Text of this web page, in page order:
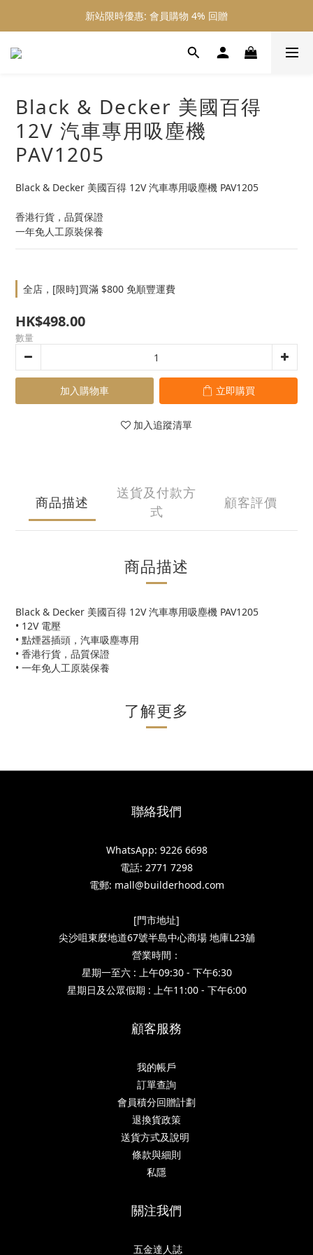
新站限時優惠: 會員購物 4% 回贈
新站限時優惠: 會員購物 4% 回贈
新站限時優惠: 滿 $800 順豐免運費
Black & Decker 美國百得
12V 汽車專用吸塵機
PAV1205
Black & Decker 美國百得 12V 汽車專用吸塵機 PAV1205
香港行貨，品質保證
一年免人工原裝保養
全店，[限時]買滿 $800 免順豐運費
HK$498.00
數量
加入購物車 立即購買
加入追蹤清單
商品描述
送貨及付款方
式
顧客評價
商品描述
Black & Decker 美國百得 12V 汽車專用吸塵機 PAV1205
• 12V 電壓
• 點煙器插頭，汽車吸塵專用
• 香港行貨，品質保證
• 一年免人工原裝保養
了解更多
聯絡我們
WhatsApp: 9226 6698
電話: 2771 7298
電郵: mall@builderhood.com
[門市地址]
尖沙咀東麼地道67號半島中心商場 地庫L23舖
營業時間：
星期一至六 : 上午09:30 - 下午6:30
星期日及公眾假期 : 上午11:00 - 下午6:00
顧客服務
我的帳戶
訂單查詢
會員積分回贈計劃
退換貨政策
送貨方式及說明
條款與細則
私隱
關注我們
五金達人誌